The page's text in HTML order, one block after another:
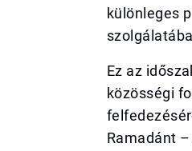
különleges
Ez az
közösségi
Ramadánt